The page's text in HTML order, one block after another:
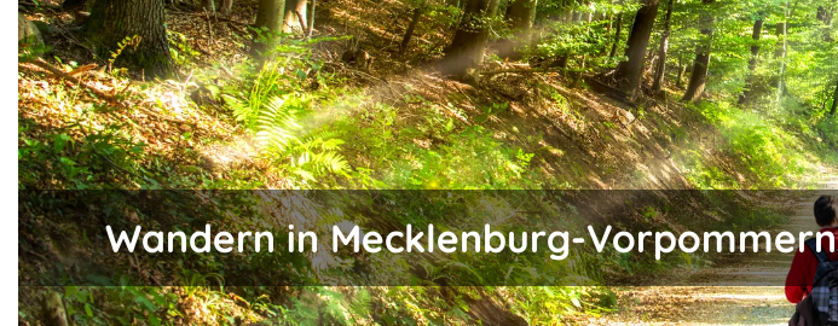
Wandern in Mecklenburg-Vorpommern